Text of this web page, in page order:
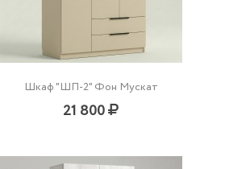
Шкаф "ШП-2" Фон Мускат
21 800